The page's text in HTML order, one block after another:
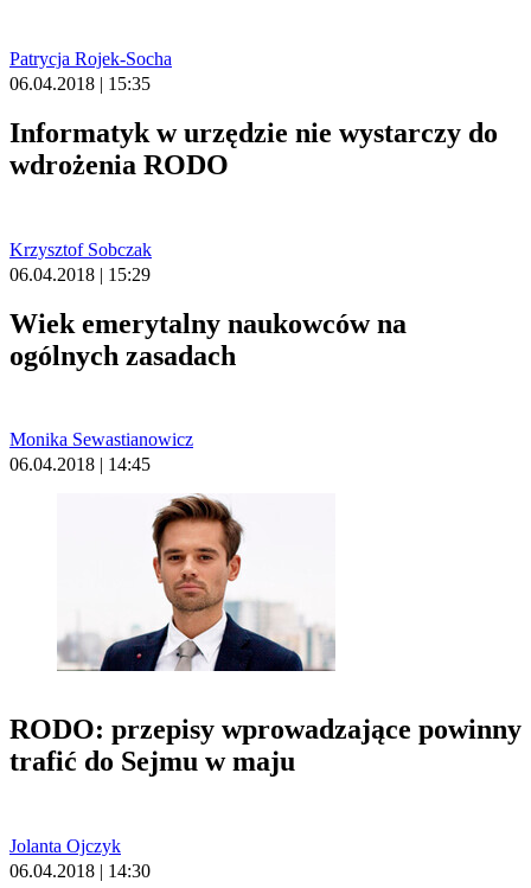
Patrycja Rojek-Socha
06.04.2018 | 15:35
Informatyk w urzędzie nie wystarczy do
wdrożenia RODO
Krzysztof Sobczak
06.04.2018 | 15:29
Wiek emerytalny naukowców na
ogólnych zasadach
Monika Sewastianowicz
06.04.2018 | 14:45
RODO: przepisy wprowadzające powinny
trafić do Sejmu w maju
Jolanta Ojczyk
06.04.2018 | 14:30